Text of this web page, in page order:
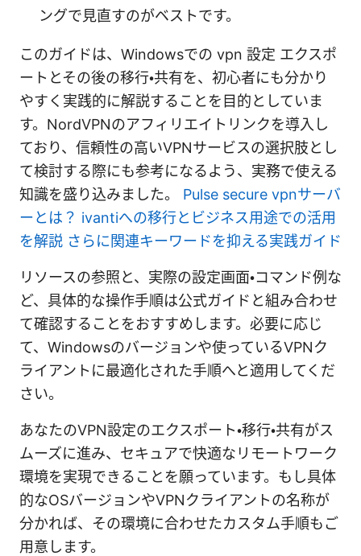
ングで見直すのがベストです。
このガイドは、Windowsでの vpn 設定 エクスポ
ートとその後の移行・共有を、初心者にも分かり
やすく実践的に解説することを目的としていま
す。NordVPNのアフィリエイトリンクを導入し
ており、信頼性の高いVPNサービスの選択肢とし
て検討する際にも参考になるよう、実務で使える
知識を盛り込みました。 Pulse secure vpnサーバ
ーとは？ ivantiへの移行とビジネス用途での活用
を解説 さらに関連キーワードを抑える実践ガイド
リソースの参照と、実際の設定画面・コマンド例な
ど、具体的な操作手順は公式ガイドと組み合わせ
て確認することをおすすめします。必要に応じ
て、Windowsのバージョンや使っているVPNク
ライアントに最適化された手順へと適用してくだ
さい。
あなたのVPN設定のエクスポート・移行・共有がス
ムーズに進み、セキュアで快適なリモートワーク
環境を実現できることを願っています。もし具体
的なOSバージョンやVPNクライアントの名称が
分かれば、その環境に合わせたカスタム手順もご
用意します。